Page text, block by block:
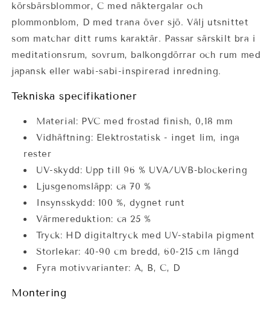
körsbärsblommor, C med näktergalar och
plommonblom, D med trana över sjö. Välj utsnittet
som matchar ditt rums karaktär. Passar särskilt bra i
meditationsrum, sovrum, balkongdörrar och rum med
japansk eller wabi-sabi-inspirerad inredning.
Tekniska specifikationer
Material: PVC med frostad finish, 0,18 mm
Vidhäftning: Elektrostatisk - inget lim, inga
rester
UV-skydd: Upp till 96 % UVA/UVB-blockering
Ljusgenomsläpp: ca 70 %
Insynsskydd: 100 %, dygnet runt
Värmereduktion: ca 25 %
Tryck: HD digitaltryck med UV-stabila pigment
Storlekar: 40-90 cm bredd, 60-215 cm längd
Fyra motivvarianter: A, B, C, D
Montering